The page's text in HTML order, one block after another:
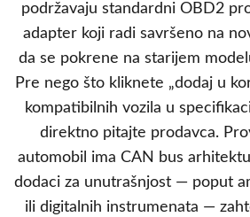
podržavaju standardni OBD2
adapter koji radi savršeno na
da se pokrene na starijem
Pre nego što kliknete „dodaj u
kompatibilnih vozila u
direktno pitajte prodavca.
automobil ima CAN bus
dodaci za unutrašnjost — poput
ili digitalnih instrumenata —